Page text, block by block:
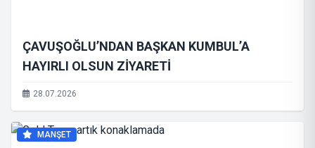
ÇAVUŞOĞLU’NDAN BAŞKAN KUMBUL’A
HAYIRLI OLSUN ZİYARETİ
28.07.2026
MANŞET